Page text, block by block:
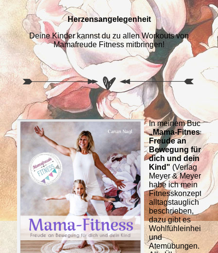
Herzensangelegenheit
Deine Kinder kannst du zu allen Workouts von
Mamafreude Fitness mitbringen!
In meinem Buch
„Mama-Fitness –
Freude an
Bewegung für
dich und dein
Kind" (Verlag
Meyer & Meyer),
habe ich mein
Fitnesskonzept
alltagstauglich
beschrieben,
dazu gibt es
Wohlfühleinheiten
und
Atemübungen.